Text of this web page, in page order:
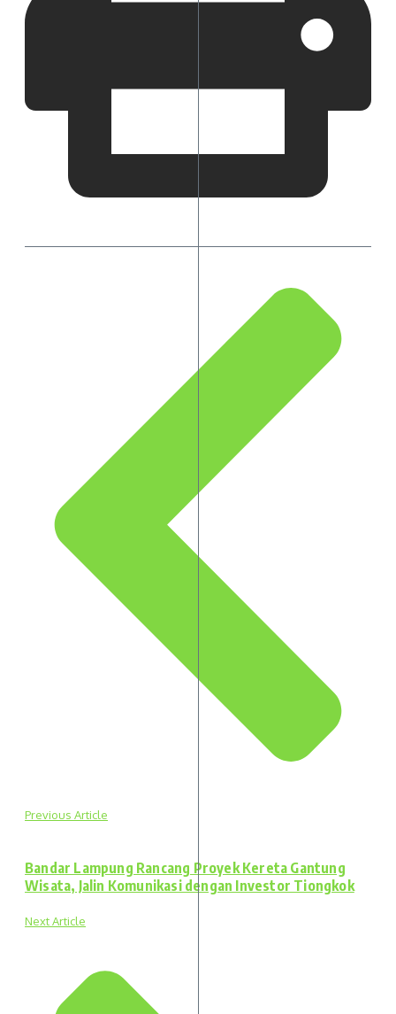
Previous Article
Bandar Lampung Rancang Proyek Kereta Gantung
Wisata, Jalin Komunikasi dengan Investor Tiongkok
Next Article